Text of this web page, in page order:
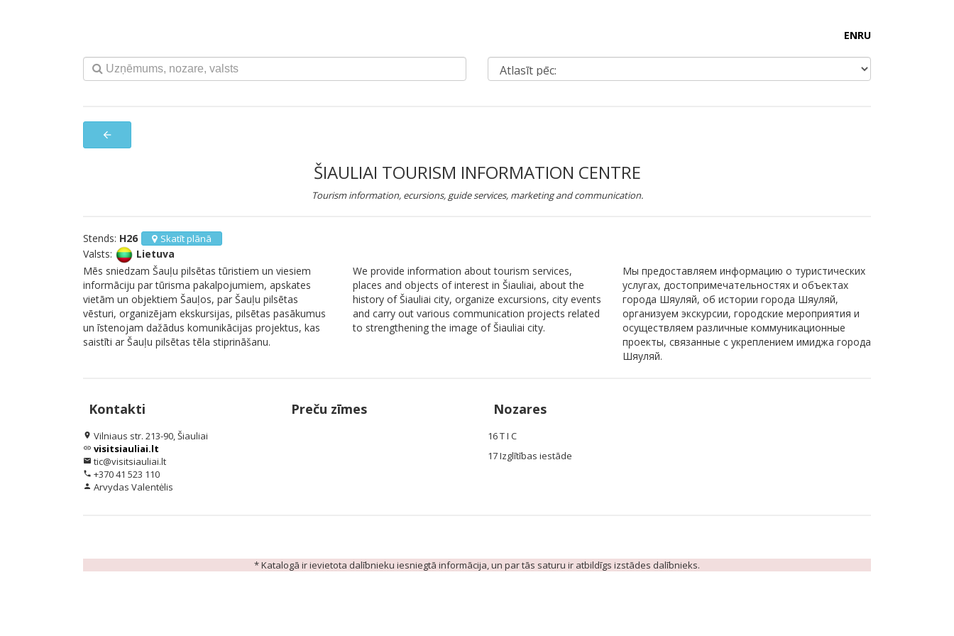
ENRU
arrow_back
ŠIAULIAI TOURISM INFORMATION CENTRE
Tourism information, ecursions, guide services, marketing and communication.
Stends: H26 Skatīt plānā
Valsts:
Lietuva
Mēs sniedzam Šauļu pilsētas tūristiem un viesiem
informāciju par tūrisma pakalpojumiem, apskates
vietām un objektiem Šauļos, par Šauļu pilsētas
vēsturi, organizējam ekskursijas, pilsētas pasākumus
un īstenojam dažādus komunikācijas projektus, kas
saistīti ar Šauļu pilsētas tēla stiprināšanu.
We provide information about tourism services,
places and objects of interest in Šiauliai, about the
history of Šiauliai city, organize excursions, city events
and carry out various communication projects related
to strengthening the image of Šiauliai city.
Мы предоставляем информацию о туристических
услугах, достопримечательностях и объектах
города Шяуляй, об истории города Шяуляй,
организуем экскурсии, городские мероприятия и
осуществляем различные коммуникационные
проекты, связанные с укреплением имиджа города
Шяуляй.
Kontakti
location_on Vilniaus str. 213-90, Šiauliai
link visitsiauliai.lt
email tic@visitsiauliai.lt
phone +370 41 523 110
person Arvydas Valentėlis
Preču zīmes Nozares
16 T I C
17 Izglītības iestāde
* Katalogā ir ievietota dalībnieku iesniegtā informācija, un par tās saturu ir atbildīgs izstādes dalībnieks.